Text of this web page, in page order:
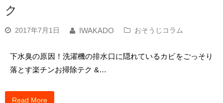
ク
2017年7月1日 IWAKADO おそうじコラム
下水臭の原因！洗濯機の排水口に隠れているカビをごっそり
落とす楽チンお掃除テク &…
Read More